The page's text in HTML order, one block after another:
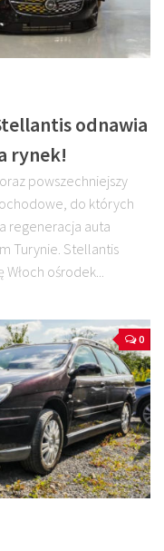
odnawia
rynek!
powszechniejszy
do których
regeneracja auta
Turynie. Stellantis
ośrodek...
0